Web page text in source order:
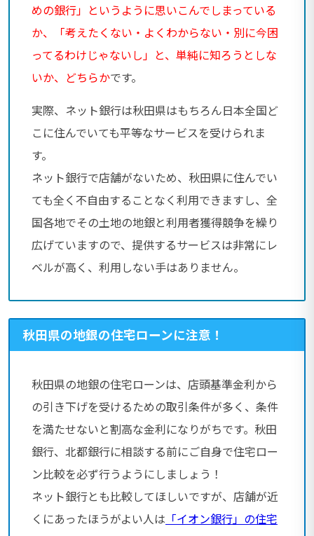
めの銀行」というように思いこんでしまっている
か、「考えたくない・よくわからない・別に今困
ってるわけじゃないし」と、単純に知ろうとしな
いか、どちらかです。
実際、ネット銀行は秋田県はもちろん日本全国ど
こに住んでいても平等なサービスを受けられま
す。
ネット銀行で店舗がないため、秋田県に住んでい
ても全く不自由することなく利用できますし、全
国各地でその土地の地銀と利用者獲得競争を繰り
広げていますので、提供するサービスは非常にレ
ベルが高く、利用しない手はありません。
秋田県の地銀の住宅ローンに注意！
秋田県の地銀の住宅ローンは、店頭基準金利から
の引き下げを受けるための取引条件が多く、条件
を満たせないと割高な金利になりがちです。秋田
銀行、北都銀行に相談する前にご自身で住宅ロー
ン比較を必ず行うようにしましょう！
ネット銀行とも比較してほしいですが、店舗が近
くにあったほうがよい人は 「イオン銀行」の住宅